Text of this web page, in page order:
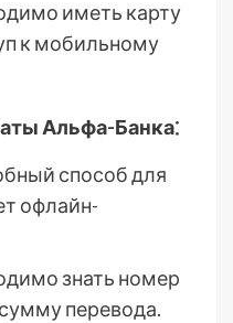
иметь карту
к мобильному
Альфа-Банка⁚
способ для
офлайн-
знать номер
перевода.